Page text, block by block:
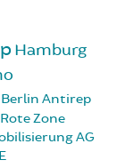
Hamburg
Berlin Antirep
Rote Zone
AG